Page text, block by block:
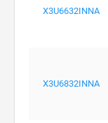
X3U6632INNA
X3U6832INNA